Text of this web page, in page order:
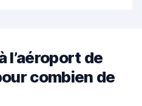
l’aéroport de
combien de